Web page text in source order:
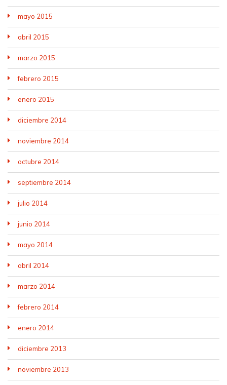
mayo 2015
abril 2015
marzo 2015
febrero 2015
enero 2015
diciembre 2014
noviembre 2014
octubre 2014
septiembre 2014
julio 2014
junio 2014
mayo 2014
abril 2014
marzo 2014
febrero 2014
enero 2014
diciembre 2013
noviembre 2013